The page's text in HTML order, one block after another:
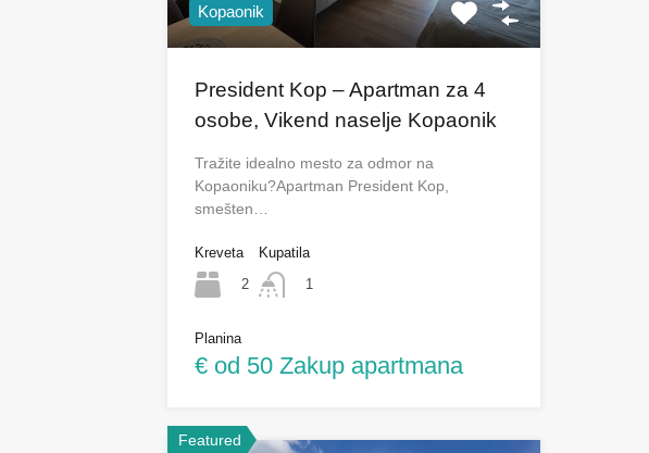
Kopaonik
President Kop – Apartman za 4
osobe, Vikend naselje Kopaonik
Tražite idealno mesto za odmor na
Kopaoniku?Apartman President Kop,
smešten…
Kreveta
2
Kupatila
1
Planina
€ od 50 Zakup apartmana
Featured